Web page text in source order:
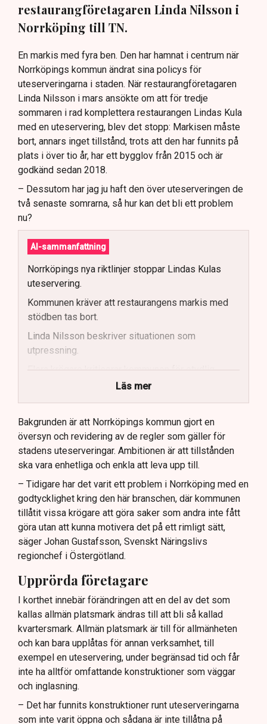
restaurangföretagaren Linda Nilsson i
Norrköping till TN.
En markis med fyra ben. Den har hamnat i centrum när
Norrköpings kommun ändrat sina policys för
uteserveringarna i staden. När restaurangföretagaren
Linda Nilsson i mars ansökte om att för tredje
sommaren i rad komplettera restaurangen Lindas Kula
med en uteservering, blev det stopp: Markisen måste
bort, annars inget tillstånd, trots att den har funnits på
plats i över tio år, har ett bygglov från 2015 och är
godkänd sedan 2018.
– Dessutom har jag ju haft den över uteserveringen de
två senaste somrarna, så hur kan det bli ett problem
nu?
AI-sammanfattning
Norrköpings nya riktlinjer stoppar Lindas Kulas
uteservering.
Kommunen kräver att restaurangens markis med
stödben tas bort.
Linda Nilsson beskriver situationen som
utpressning.
Flera krögare kritiserar kommunen för otydlig
Kommunen vill skapa enhetliga regler för
uteserveringar.
Lindas Kula ställer in uteserveringen för
sommaren.
Läs mer
Bakgrunden är att Norrköpings kommun gjort en
översyn och revidering av de regler som gäller för
stadens uteserveringar. Ambitionen är att tillstånden
ska vara enhetliga och enkla att leva upp till.
– Tidigare har det varit ett problem i Norrköping med en
godtycklighet kring den här branschen, där kommunen
tillåtit vissa krögare att göra saker som andra inte fått
göra utan att kunna motivera det på ett rimligt sätt,
säger Johan Gustafsson, Svenskt Näringslivs
regionchef i Östergötland.
Upprörda företagare
I korthet innebär förändringen att en del av det som
kallas allmän platsmark ändras till att bli så kallad
kvartersmark. Allmän platsmark är till för allmänheten
och kan bara upplåtas för annan verksamhet, till
exempel en uteservering, under begränsad tid och får
inte ha alltför omfattande konstruktioner som väggar
och inglasning.
– Det har funnits konstruktioner runt uteserveringarna
som inte varit öppna och sådana är inte tillåtna på